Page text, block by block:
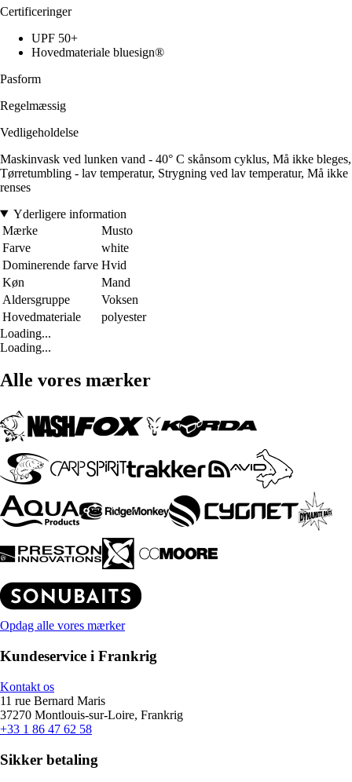
Certificeringer
UPF 50+
Hovedmateriale bluesign®
Pasform
Regelmæssig
Vedligeholdelse
Maskinvask ved lunken vand - 40° C skånsom cyklus, Må ikke bleges,
Tørretumbling - lav temperatur, Strygning ved lav temperatur, Må ikke
renses
Yderligere information
Mærke
Musto
Farve
white
Dominerende farve Hvid
Køn
Mand
Aldersgruppe
Voksen
Hovedmateriale
polyester
Loading...
Loading...
Alle vores mærker
Opdag alle vores mærker
Kundeservice i Frankrig
Kontakt os
11 rue Bernard Maris
37270 Montlouis-sur-Loire, Frankrig
+33 1 86 47 62 58
Sikker betaling